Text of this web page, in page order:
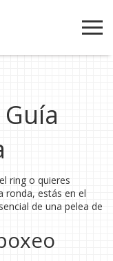
ring o quieres
ronda, estás en el
de una pelea de